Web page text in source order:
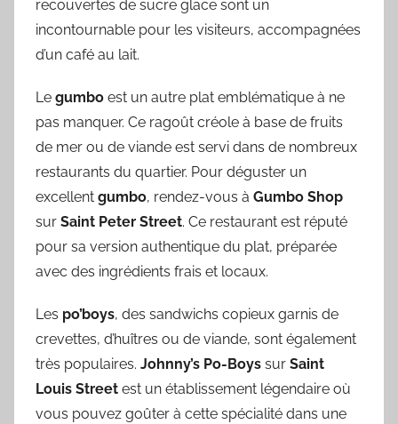
recouvertes de sucre glace sont un
incontournable pour les visiteurs, accompagnées
d’un café au lait.
Le gumbo est un autre plat emblématique à ne
pas manquer. Ce ragoût créole à base de fruits
de mer ou de viande est servi dans de nombreux
restaurants du quartier. Pour déguster un
excellent gumbo, rendez-vous à Gumbo Shop
sur Saint Peter Street. Ce restaurant est réputé
pour sa version authentique du plat, préparée
avec des ingrédients frais et locaux.
Les po’boys, des sandwichs copieux garnis de
crevettes, d’huîtres ou de viande, sont également
très populaires. Johnny’s Po-Boys sur Saint
Louis Street est un établissement légendaire où
vous pouvez goûter à cette spécialité dans une